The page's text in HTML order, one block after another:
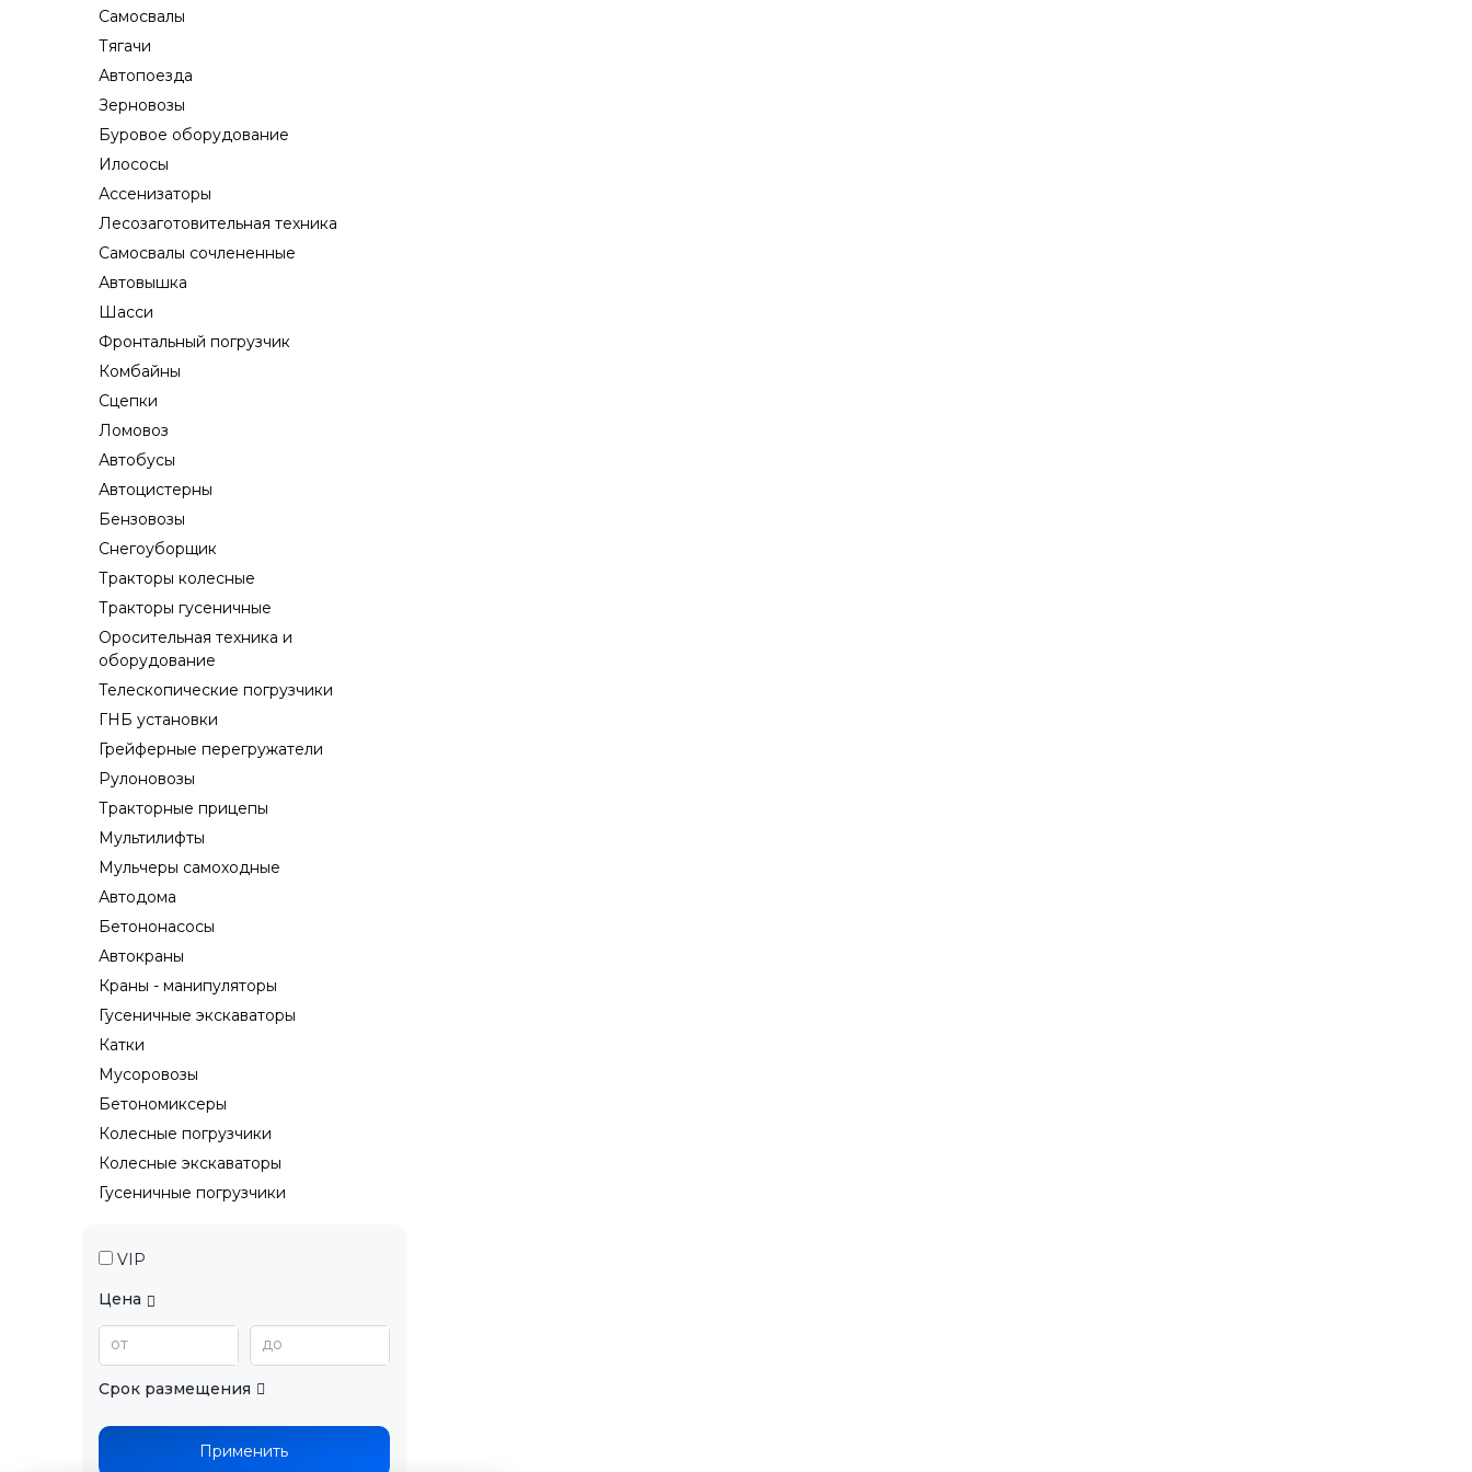
Самосвалы
Тягачи
Автопоезда
Зерновозы
Буровое оборудование
Илососы
Ассенизаторы
Лесозаготовительная техника
Самосвалы сочлененные
Автовышка
Шасси
Фронтальный погрузчик
Комбайны
Сцепки
Ломовоз
Автобусы
Автоцистерны
Бензовозы
Снегоуборщик
Тракторы колесные
Тракторы гусеничные
Оросительная техника и
оборудование
Телескопические погрузчики
ГНБ установки
Грейферные перегружатели
Рулоновозы
Тракторные прицепы
Мультилифты
Мульчеры самоходные
Автодома
Бетононасосы
Автокраны
Краны - манипуляторы
Гусеничные экскаваторы
Катки
Мусоровозы
Бетономиксеры
Колесные погрузчики
Колесные экскаваторы
Гусеничные погрузчики
VIP
Цена
от до
Срок размещения
Применить